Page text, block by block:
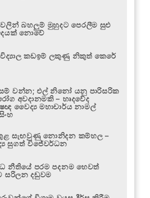
බහලුම් මුහුදට පෙරලීම සුළු
නොවේ
කඩඉම් ලකුණු නිකුත් කෙරේ
වන්න; එල් නිනෝ යනු පාරිසරික
අවදානමකි – හෘදවේද
වෛද්‍ය මහාචාර්ය නාමල්
සැඟවුණු නොනිදන කම්හල –
සුගත් විජේවර්ධන
නීතියේ පරම පදනම හෙවත්
සරිලන දඬුවම